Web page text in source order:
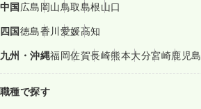
中国広島岡山鳥取島根山口
四国徳島香川愛媛高知
九州・沖縄福岡佐賀長崎熊本大分宮崎鹿児島
職種で探す